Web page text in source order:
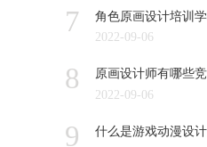
7
角色原画设计培训
2022-09-06
8
原画设计师有哪些
2022-09-06
9 什么是游戏动漫设